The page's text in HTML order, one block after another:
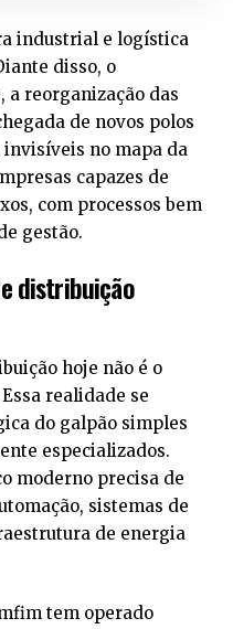
industrial e logística
disso, o
a reorganização das
de novos polos
no mapa da
capazes de
com processos bem
gestão.
distribuição
hoje não é o
realidade se
do galpão simples
especializados.
moderno precisa de
sistemas de
de energia
tem operado